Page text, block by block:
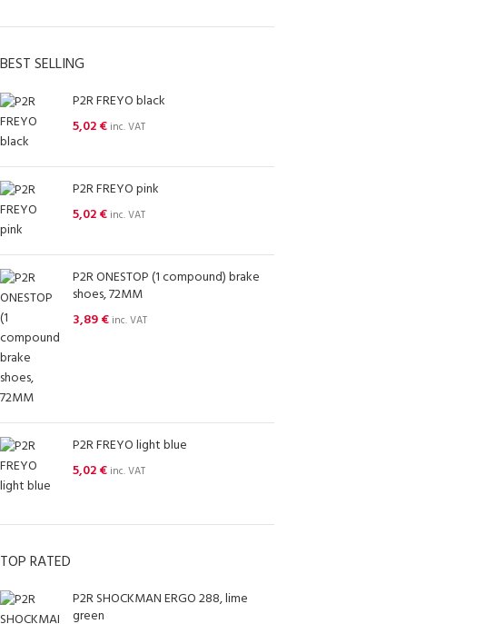
BEST SELLING
P2R FREYO black
5,02€ inc. VAT
P2R FREYO pink
5,02€ inc. VAT
P2R ONESTOP (1 compound) brake
shoes, 72MM
3,89€ inc. VAT
P2R FREYO light blue
5,02€ inc. VAT
TOP RATED
P2R SHOCKMAN ERGO 288, lime
green